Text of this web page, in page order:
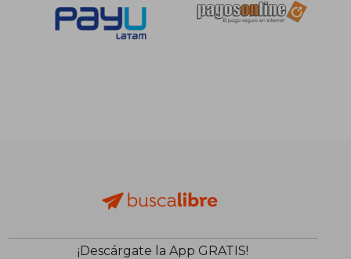
¡Descárgate la App GRATIS!